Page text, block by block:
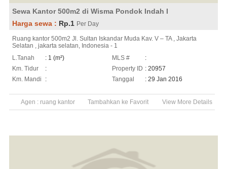
Sewa Kantor 500m2 di Wisma Pondok Indah I
Harga sewa : Rp.1 Per Day
Ruang kantor 500m2 Jl. Sultan Iskandar Muda Kav. V – TA , Jakarta
Selatan , jakarta selatan, Indonesia - 1
L.Tanah
: 1 (m²)
Km. Tidur
:
Km. Mandi
:
MLS #
:
Property ID : 20957
Tanggal
: 29 Jan 2016
Agen : ruang kantor Tambahkan ke Favorit View More Details